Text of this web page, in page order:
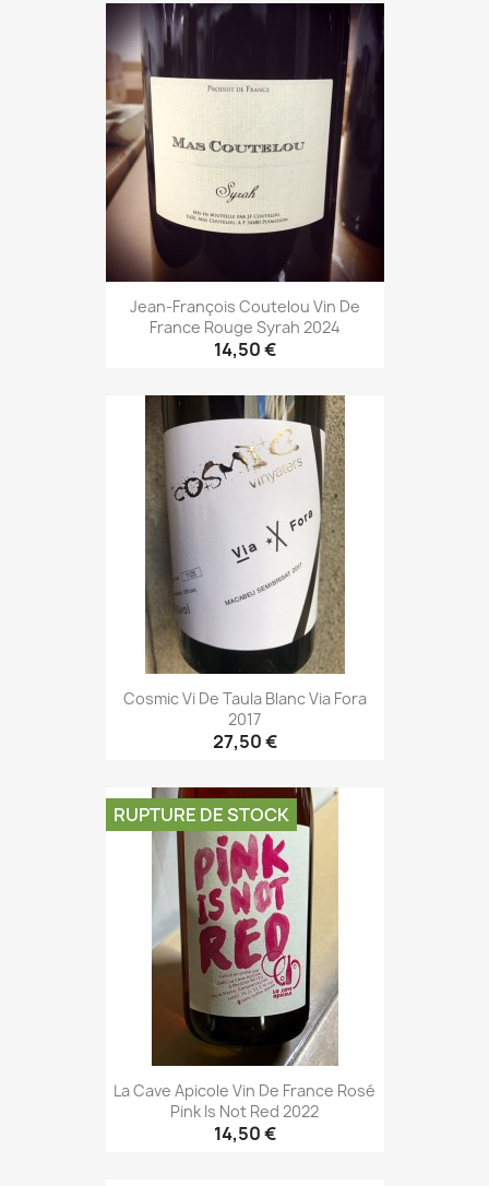
Jean-François Coutelou Vin De
France Rouge Syrah 2024
14,50 €
Cosmic Vi De Taula Blanc Via Fora
2017
27,50 €
La Cave Apicole Vin De France Rosé
Pink Is Not Red 2022
14,50 €
RUPTURE DE STOCK